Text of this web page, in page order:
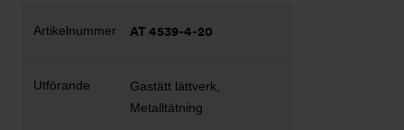
AT 4539-4-20
Gastätt lättverk,
Metalltätning